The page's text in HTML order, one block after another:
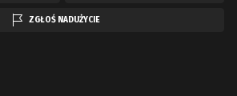
ZGŁOŚ NADUŻYCIE